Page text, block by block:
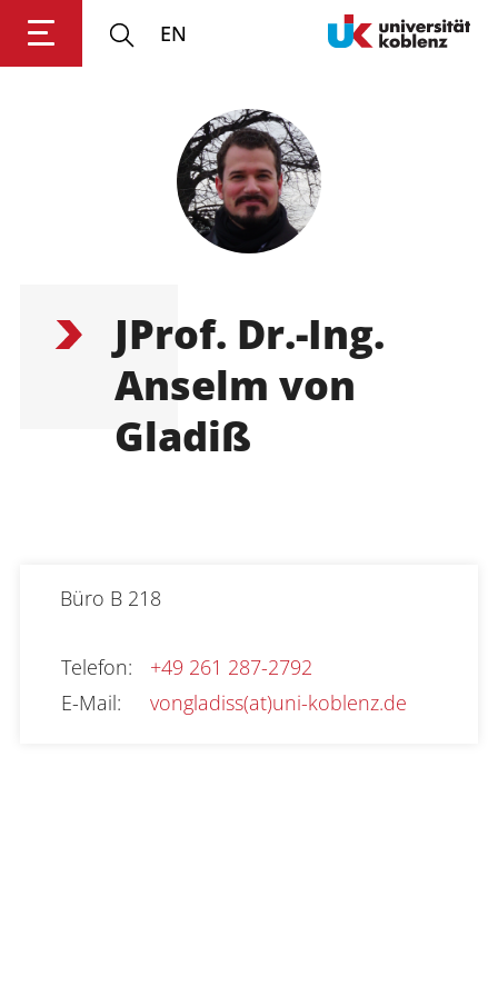
Impressum Datenschutz
EN
JProf. Dr.-Ing.
Anselm von
Gladiß
Büro B 218
Telefon:
+49 261 287-2792
E-Mail: vongladiss(at)uni-koblenz.de